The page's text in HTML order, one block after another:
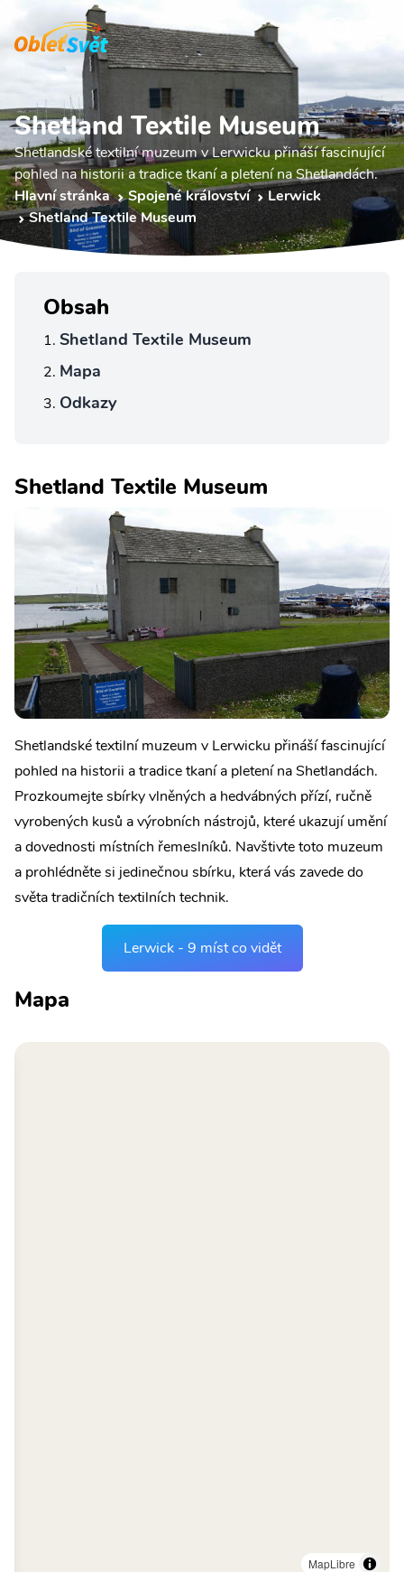
Shetland Textile Museum
Shetlandské textilní muzeum v Lerwicku přináší fascinující
pohled na historii a tradice tkaní a pletení na Shetlandách.
Hlavní stránka
Spojené království
Lerwick
Shetland Textile Museum
Obsah
Shetland Textile Museum
Mapa
Odkazy
Shetland Textile Museum
Shetlandské textilní muzeum v Lerwicku přináší fascinující
pohled na historii a tradice tkaní a pletení na Shetlandách.
Prozkoumejte sbírky vlněných a hedvábných přízí, ručně
vyrobených kusů a výrobních nástrojů, které ukazují umění
a dovednosti místních řemeslníků. Navštivte toto muzeum
a prohlédněte si jedinečnou sbírku, která vás zavede do
světa tradičních textilních technik.
Lerwick - 9 míst co vidět
Mapa
MapLibre